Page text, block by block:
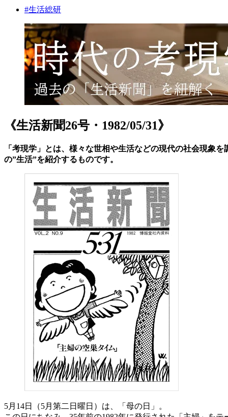
#生活総研
《生活新聞26号・1982/05/31》
「考現学」とは、様々な世相や生活などの現代の社会現象
の”生活”を紹介するものです。
5月14日（5月第二日曜日）は、「母の日」。